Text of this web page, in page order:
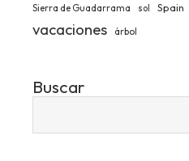
Sierra de Guadarrama sol Spain
vacaciones árbol
Buscar